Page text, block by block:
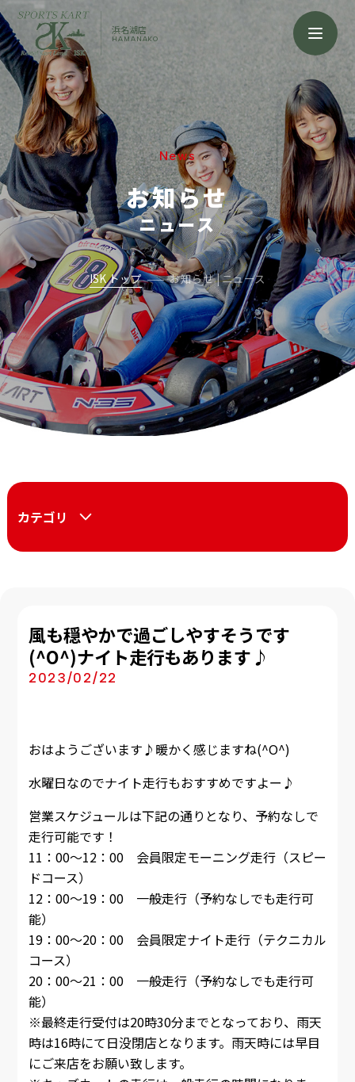
浜名湖店
HAMANAKO
News
お知らせ
ニュース
ISK トップ お知らせ | ニュース
カテゴリ
風も穏やかで過ごしやすそうです
(^O^)ナイト走行もあります♪
2023/02/22
おはようございます♪暖かく感じますね(^O^)
水曜日なのでナイト走行もおすすめですよー♪
営業スケジュールは下記の通りとなり、予約なしで
走行可能です！
11：00～12：00 会員限定モーニング走行（スピー
ドコース）
12：00～19：00 一般走行（予約なしでも走行可
能）
19：00～20：00 会員限定ナイト走行（テクニカル
コース）
20：00～21：00 一般走行（予約なしでも走行可
能）
※最終走行受付は20時30分までとなっており、雨天
時は16時にて日没閉店となります。雨天時には早目
にご来店をお願い致します。